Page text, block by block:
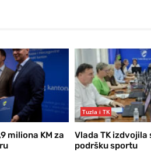
miliona KM za
Tuzla i TK
Vlada TK izdvojila
podršku sportu